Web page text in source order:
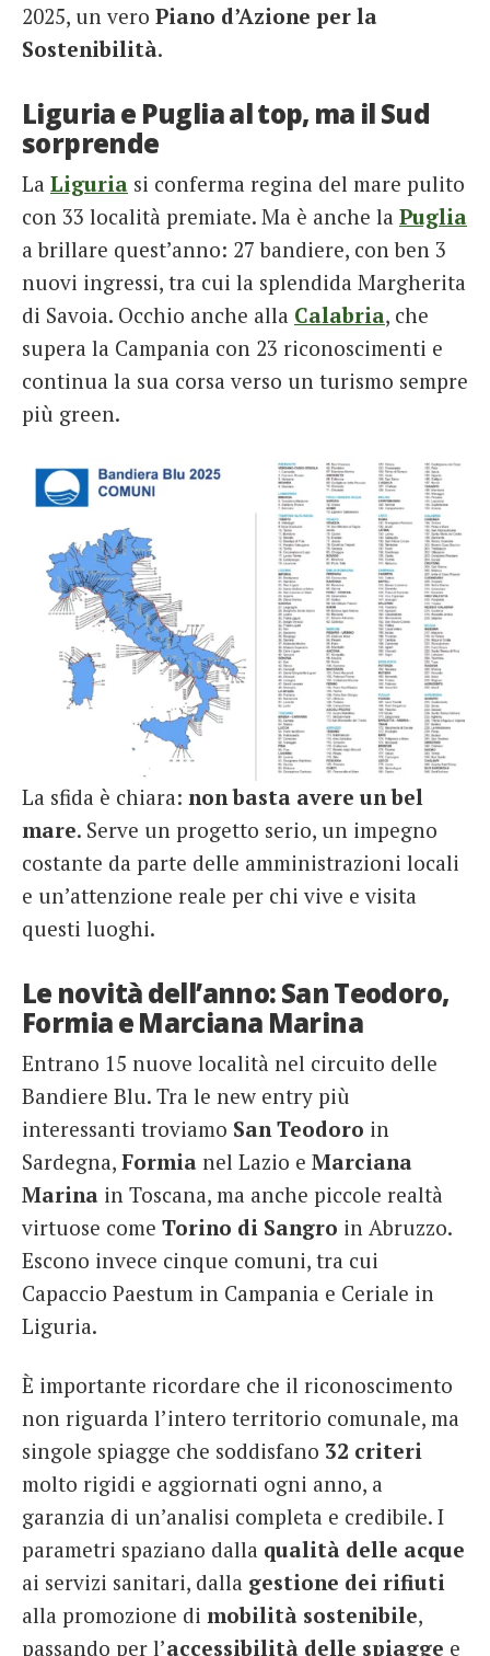
2025, un vero Piano d’Azione per la
Sostenibilità.
Liguria e Puglia al top, ma il Sud
sorprende
La Liguria si conferma regina del mare pulito
con 33 località premiate. Ma è anche la Puglia
a brillare quest’anno: 27 bandiere, con ben 3
nuovi ingressi, tra cui la splendida Margherita
di Savoia. Occhio anche alla Calabria, che
supera la Campania con 23 riconoscimenti e
continua la sua corsa verso un turismo sempre
più green.
La sfida è chiara: non basta avere un bel
mare. Serve un progetto serio, un impegno
costante da parte delle amministrazioni locali
e un’attenzione reale per chi vive e visita
questi luoghi.
Le novità dell’anno: San Teodoro,
Formia e Marciana Marina
Entrano 15 nuove località nel circuito delle
Bandiere Blu. Tra le new entry più
interessanti troviamo San Teodoro in
Sardegna, Formia nel Lazio e Marciana
Marina in Toscana, ma anche piccole realtà
virtuose come Torino di Sangro in Abruzzo.
Escono invece cinque comuni, tra cui
Capaccio Paestum in Campania e Ceriale in
Liguria.
È importante ricordare che il riconoscimento
non riguarda l’intero territorio comunale, ma
singole spiagge che soddisfano 32 criteri
molto rigidi e aggiornati ogni anno, a
garanzia di un’analisi completa e credibile. I
parametri spaziano dalla qualità delle acque
ai servizi sanitari, dalla gestione dei rifiuti
alla promozione di mobilità sostenibile,
passando per l’accessibilità delle spiagge e